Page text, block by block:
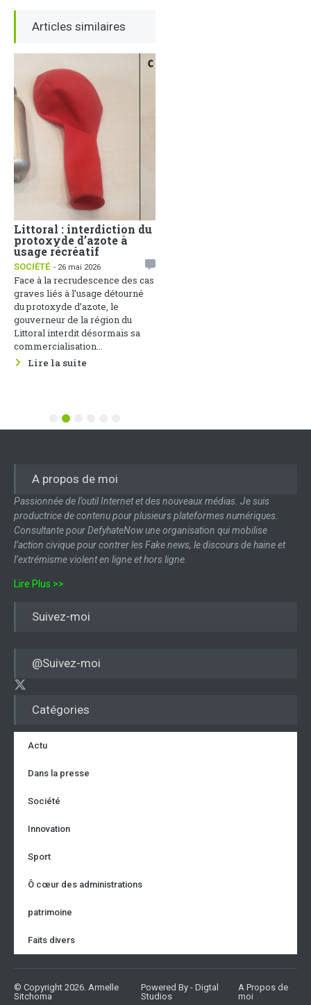
Articles similaires
Littoral : interdiction du
protoxyde d’azote à
usage récréatif
SOCIÉTÉ - 26 mai 2026
Face à la recrudescence des cas
graves liés à l’usage détourné
du protoxyde d’azote, le
gouverneur de la région du
Littoral interdit désormais sa
commercialisation...
Lire la suite
5
Partager sur...
Catégories
Actu
Dans la presse
Société
Innovation
Sport
Ô cœur des administrations
patrimoine
Faits divers
A propos de moi
Passionnée de l’outil Internet et des nouveaux médias. Je suis
productrice de contenu pour plusieurs plateformes numériques.
Consultante pour DefyhateNow une organisation qui mobilise
l’action civique pour contrer les Fake news, le discours de haine et
l’extrémisme violent en ligne et hors ligne.
Lire Plus >>
Suivez-moi
@Suivez-moi
© Copyright 2026. Armelle
Sitchoma
Powered By - Digtal
Studios
A Propos de
moi